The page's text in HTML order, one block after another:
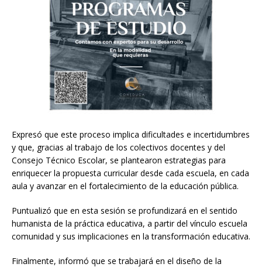
Expresó que este proceso implica dificultades e incertidumbres
y que, gracias al trabajo de los colectivos docentes y del
Consejo Técnico Escolar, se plantearon estrategias para
enriquecer la propuesta curricular desde cada escuela, en cada
aula y avanzar en el fortalecimiento de la educación pública.
Puntualizó que en esta sesión se profundizará en el sentido
humanista de la práctica educativa, a partir del vínculo escuela
comunidad y sus implicaciones en la transformación educativa.
Finalmente, informó que se trabajará en el diseño de la